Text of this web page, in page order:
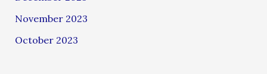
November 2023
October 2023